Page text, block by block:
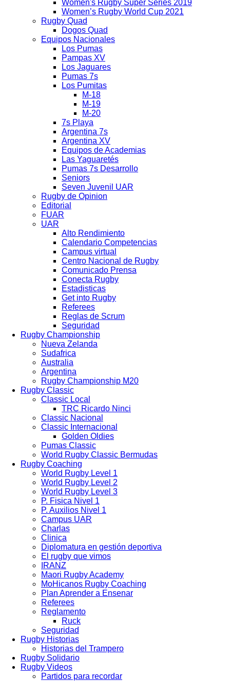
Women's Rugby Super Series 2019
Women’s Rugby World Cup 2021
Rugby Quad
Dogos Quad
Equipos Nacionales
Los Pumas
Pampas XV
Los Jaguares
Pumas 7s
Los Pumitas
M-18
M-19
M-20
7s Playa
Argentina 7s
Argentina XV
Equipos de Academias
Las Yaguaretés
Pumas 7s Desarrollo
Seniors
Seven Juvenil UAR
Rugby de Opinion
Editorial
FUAR
UAR
Alto Rendimiento
Calendario Competencias
Campus virtual
Centro Nacional de Rugby
Comunicado Prensa
Conecta Rugby
Estadisticas
Get into Rugby
Referees
Reglas de Scrum
Seguridad
Rugby Championship
Nueva Zelanda
Sudafrica
Australia
Argentina
Rugby Championship M20
Rugby Classic
Classic Local
TRC Ricardo Ninci
Classic Nacional
Classic Internacional
Golden Oldies
Pumas Classic
World Rugby Classic Bermudas
Rugby Coaching
World Rugby Level 1
World Rugby Level 2
World Rugby Level 3
P. Fisica Nivel 1
P. Auxilios Nivel 1
Campus UAR
Charlas
Clinica
Diplomatura en gestión deportiva
El rugby que vimos
IRANZ
Maori Rugby Academy
MoHicanos Rugby Coaching
Plan Aprender a Ensenar
Referees
Reglamento
Ruck
Seguridad
Rugby Historias
Historias del Trampero
Rugby Solidario
Rugby Videos
Partidos para recordar